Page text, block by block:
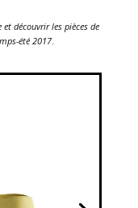
découvrir les pièces de
été 2017.